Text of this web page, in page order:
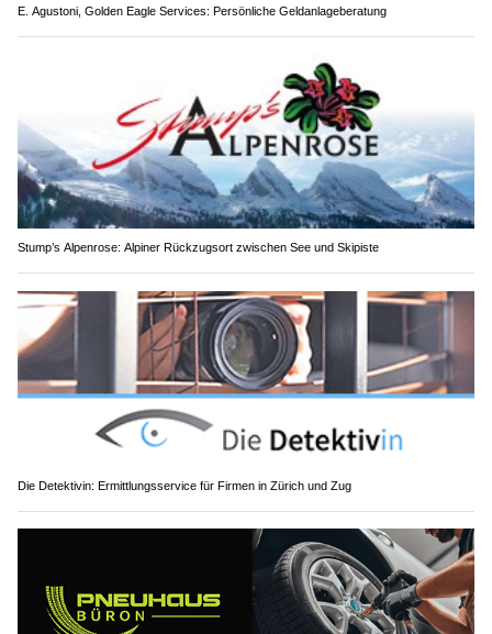
E. Agustoni, Golden Eagle Services: Persönliche Geldanlageberatung
Stump’s Alpenrose: Alpiner Rückzugsort zwischen See und Skipiste
Die Detektivin: Ermittlungsservice für Firmen in Zürich und Zug